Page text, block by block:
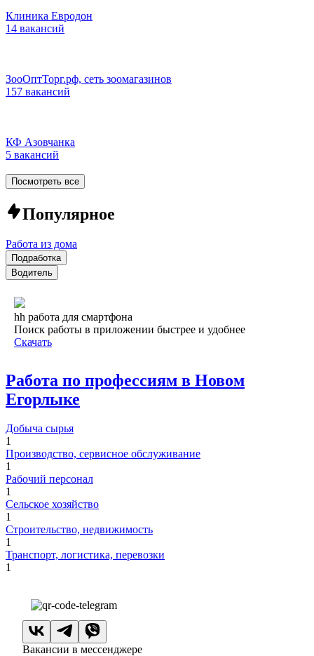
Клиника Евродон
14 вакансий
ЗооОптТорг.рф, сеть зоомагазинов
157 вакансий
КФ Азовчанка
5 вакансий
Посмотреть все
Популярное
Работа из дома
Подработка
Водитель
hh работа для смартфона
Поиск работы в приложении быстрее и удобнее
Скачать
Работа по профессиям в Новом
Егорлыке
Добыча сырья
1
Производство, сервисное обслуживание
1
Рабочий персонал
1
Сельское хозяйство
1
Строительство, недвижимость
1
Транспорт, логистика, перевозки
1
Вакансии в мессенджере